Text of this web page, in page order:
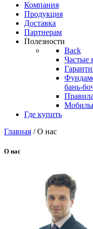
Компания
Продукция
Доставка
Партнерам
Полезности
Back
Частые
бань-
Где купить
Главная / О нас
О нас